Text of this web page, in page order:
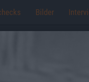
Bilder